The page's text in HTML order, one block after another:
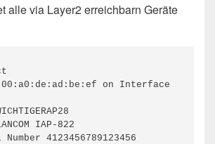
alle via Layer2 erreichbarn Geräte